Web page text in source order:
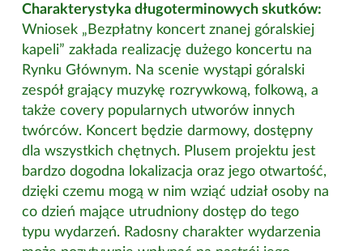
Charakterystyka długoterminowych skutków:
Wniosek „Bezpłatny koncert znanej góralskiej
kapeli” zakłada realizację dużego koncertu na
Rynku Głównym. Na scenie wystąpi góralski
zespół grający muzykę rozrywkową, folkową, a
także covery popularnych utworów innych
twórców. Koncert będzie darmowy, dostępny
dla wszystkich chętnych. Plusem projektu jest
bardzo dogodna lokalizacja oraz jego otwartość,
dzięki czemu mogą w nim wziąć udział osoby na
co dzień mające utrudniony dostęp do tego
typu wydarzeń. Radosny charakter wydarzenia